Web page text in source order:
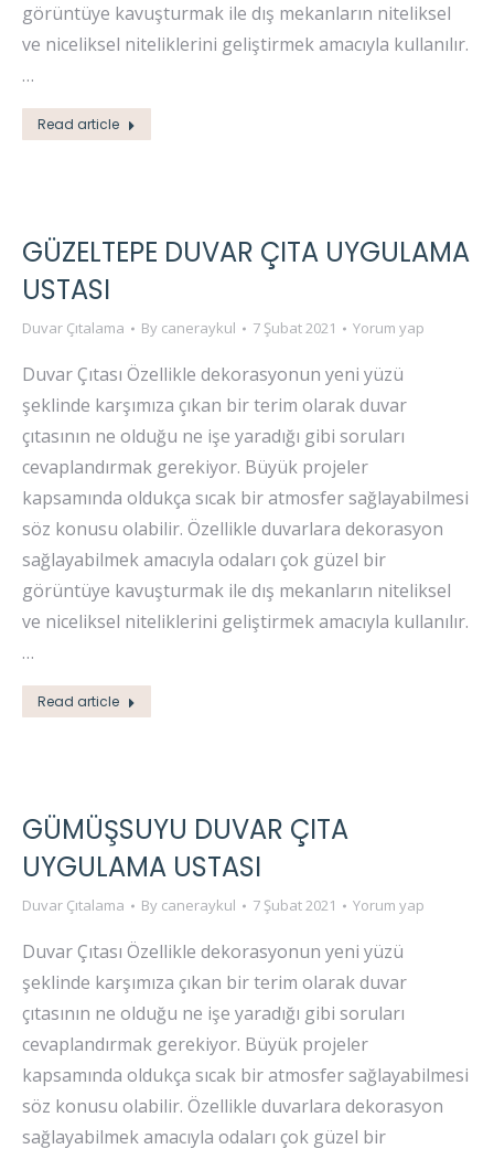
görüntüye kavuşturmak ile dış mekanların niteliksel
ve niceliksel niteliklerini geliştirmek amacıyla kullanılır.
…
Read article
GÜZELTEPE DUVAR ÇITA UYGULAMA
USTASI
Duvar Çıtalama By caneraykul 7 Şubat 2021 Yorum yap
Duvar Çıtası Özellikle dekorasyonun yeni yüzü
şeklinde karşımıza çıkan bir terim olarak duvar
çıtasının ne olduğu ne işe yaradığı gibi soruları
cevaplandırmak gerekiyor. Büyük projeler
kapsamında oldukça sıcak bir atmosfer sağlayabilmesi
söz konusu olabilir. Özellikle duvarlara dekorasyon
sağlayabilmek amacıyla odaları çok güzel bir
görüntüye kavuşturmak ile dış mekanların niteliksel
ve niceliksel niteliklerini geliştirmek amacıyla kullanılır.
…
Read article
GÜMÜŞSUYU DUVAR ÇITA
UYGULAMA USTASI
Duvar Çıtalama By caneraykul 7 Şubat 2021 Yorum yap
Duvar Çıtası Özellikle dekorasyonun yeni yüzü
şeklinde karşımıza çıkan bir terim olarak duvar
çıtasının ne olduğu ne işe yaradığı gibi soruları
cevaplandırmak gerekiyor. Büyük projeler
kapsamında oldukça sıcak bir atmosfer sağlayabilmesi
söz konusu olabilir. Özellikle duvarlara dekorasyon
sağlayabilmek amacıyla odaları çok güzel bir